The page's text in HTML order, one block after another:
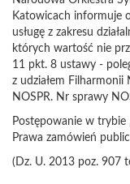
Katowicach informuje
usługę z zakresu
których wartość nie
11 pkt. 8 ustawy -
z udziałem Filharmonii
NOSPR. Nr sprawy
Postępowanie w trybie
Prawa zamówień
(Dz. U. 2013 poz. 907